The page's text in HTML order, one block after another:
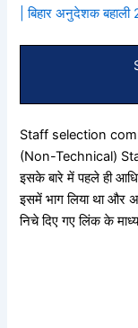
| बिहार अनुदेशक
Staff selection
(Non-Technical)
इसके बारे में पहले ही
इसमें भाग लिया था और
निचे दिए गए लिंक के